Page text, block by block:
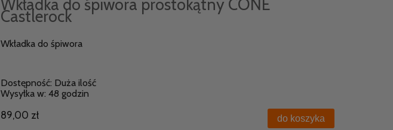
Wkładka do śpiwora prostokątny CONE
Castlerock
Wkładka do śpiwora
Dostępność: Duża ilość
Wysyłka w: 48 godzin
89,00 zł do koszyka